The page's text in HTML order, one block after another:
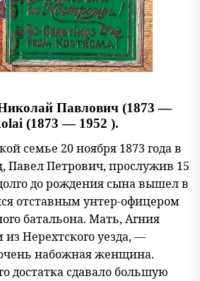
Павлович (1873 —
(1873 — 1952 ).
семье 20 ноября 1873 года в
Павел Петрович, прослужив 15
до рождения сына вышел в
отставным унтер-офицером
батальона. Мать, Агния
Нерехтского уезда, —
набожная женщина.
достатка сдавало большую